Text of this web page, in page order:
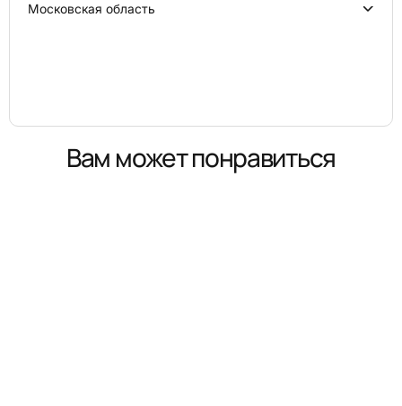
Московская область
Вам может понравиться